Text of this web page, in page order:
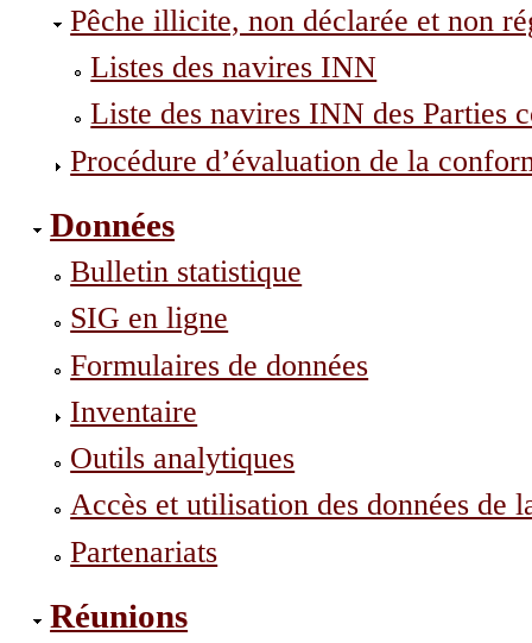
Pêche illicite, non déclarée et non
Listes des navires INN
Liste des navires INN des Parties
Procédure d’évaluation de la
Données
Bulletin statistique
SIG en ligne
Formulaires de données
Inventaire
Outils analytiques
Accès et utilisation des données de
Partenariats
Réunions